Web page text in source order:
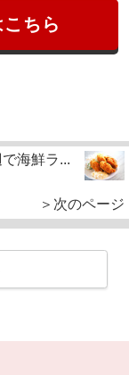
ちら
海鮮ラ...
＞次のページ